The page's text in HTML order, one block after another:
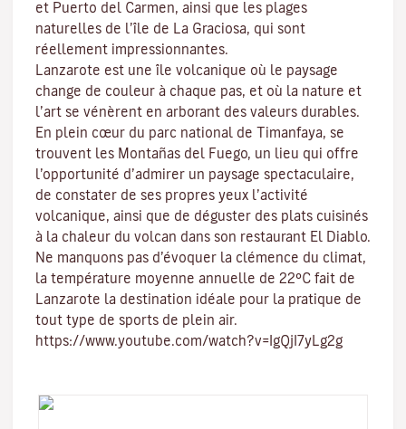
et Puerto del Carmen, ainsi que les plages
naturelles de l’île de La Graciosa, qui sont
réellement impressionnantes.
Lanzarote est une île volcanique où le paysage
change de couleur à chaque pas, et où la nature et
l’art se vénèrent en arborant des valeurs durables.
En plein cœur du parc national de Timanfaya, se
trouvent les Montañas del Fuego, un lieu qui offre
l’opportunité d’admirer un paysage spectaculaire,
de constater de ses propres yeux l’activité
volcanique, ainsi que de déguster des plats cuisinés
à la chaleur du volcan dans son restaurant El Diablo.
Ne manquons pas d’évoquer la clémence du climat,
la température moyenne annuelle de 22ºC fait de
Lanzarote la destination idéale pour la pratique de
tout type de sports de plein air.
https://www.youtube.com/watch?v=IgQjI7yLg2g